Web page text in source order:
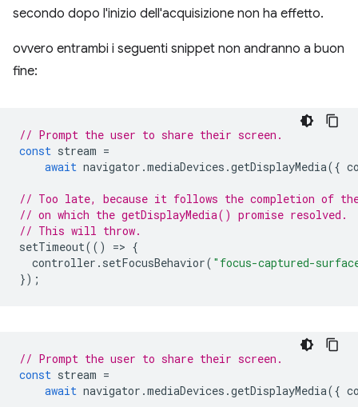
secondo dopo l'inizio dell'acquisizione non ha effetto.
ovvero entrambi i seguenti snippet non andranno a buon
fine:
// Prompt the user to share their screen.
const stream =
await navigator .mediaDevices .getDisplayMedia({
// Too late, because it follows the completion of
// on which the getDisplayMedia() promise resolved.
// This will throw.
setTimeout(() => {
controller . setFocusBehavior( "focus-captured-
});
// Prompt the user to share their screen.
const stream =
await navigator .mediaDevices .getDisplayMedia({